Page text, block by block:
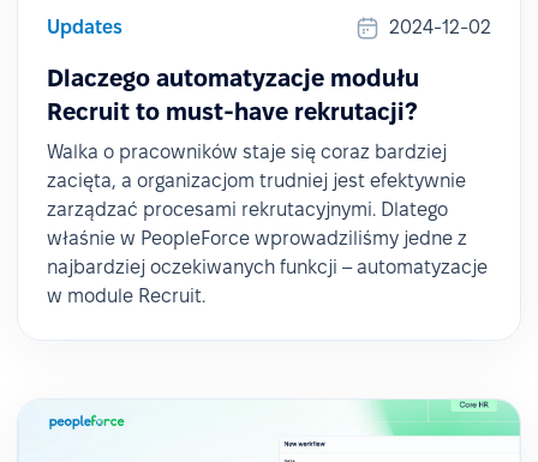
Updates 2024-12-02
Dlaczego automatyzacje modułu
Recruit to must-have rekrutacji?
Walka o pracowników staje się coraz bardziej
zacięta, a organizacjom trudniej jest efektywnie
zarządzać procesami rekrutacyjnymi. Dlatego
właśnie w PeopleForce wprowadziliśmy jedne z
najbardziej oczekiwanych funkcji – automatyzacje
w module Recruit.